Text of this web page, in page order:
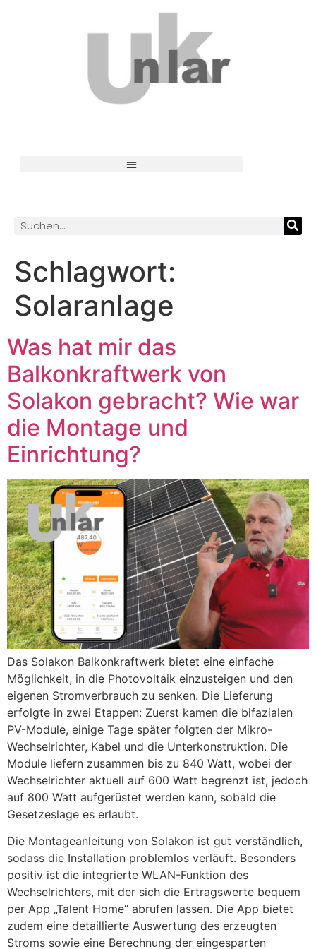
Schlagwort:
Solaranlage
Was hat mir das
Balkonkraftwerk von
Solakon gebracht? Wie war
die Montage und
Einrichtung?
Das Solakon Balkonkraftwerk bietet eine einfache
Möglichkeit, in die Photovoltaik einzusteigen und den
eigenen Stromverbrauch zu senken. Die Lieferung
erfolgte in zwei Etappen: Zuerst kamen die bifazialen
PV-Module, einige Tage später folgten der Mikro-
Wechselrichter, Kabel und die Unterkonstruktion. Die
Module liefern zusammen bis zu 840 Watt, wobei der
Wechselrichter aktuell auf 600 Watt begrenzt ist, jedoch
auf 800 Watt aufgerüstet werden kann, sobald die
Gesetzeslage es erlaubt.
Die Montageanleitung von Solakon ist gut verständlich,
sodass die Installation problemlos verläuft. Besonders
positiv ist die integrierte WLAN-Funktion des
Wechselrichters, mit der sich die Ertragswerte bequem
per App „Talent Home“ abrufen lassen. Die App bietet
zudem eine detaillierte Auswertung des erzeugten
Stroms sowie eine Berechnung der eingesparten